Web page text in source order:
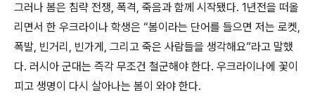
그러나 봄은 침략 전쟁, 폭격, 죽음과 함께 시작됐다. 1년전을 떠올
리면서 한 우크라이나 학생은 “봄이라는 단어를 들으면 저는 로켓,
폭발, 빈거리 , 빈가게 , 그리고 죽은 사람들을 생각해요”라고 말했
다. 러시아 군대는 즉각 무조건 철군해야 한다. 우크라이나에 꽃이
피고 생명이 다시 살아나는 봄이 와야 한다.